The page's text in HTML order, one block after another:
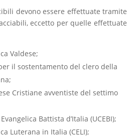
devono essere effettuate tramite
eccetto per quelle effettuate
Valdese;
il sostentamento del clero della
Cristiane avventiste del settimo
Battista d’Italia (UCEBI);
Luterana in Italia (CELI);